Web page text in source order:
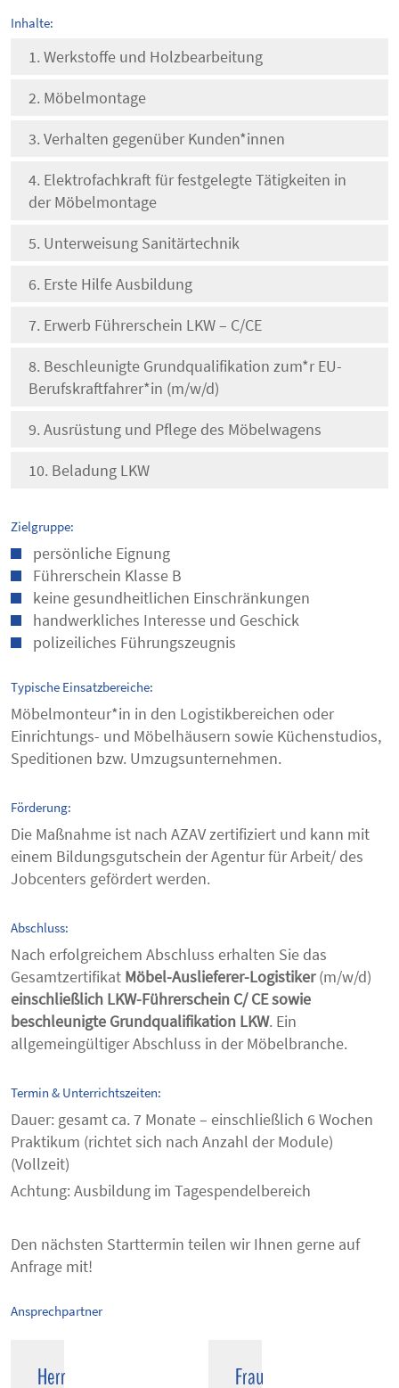
Inhalte:
Werkstoffe und Holzbearbeitung
Möbelmontage
Verhalten gegenüber Kunden*innen
Elektrofachkraft für festgelegte Tätigkeiten in
der Möbelmontage
Unterweisung Sanitärtechnik
Erste Hilfe Ausbildung
Erwerb Führerschein LKW – C/CE
Beschleunigte Grundqualifikation zum*r EU-
Berufskraftfahrer*in (m/w/d)
Ausrüstung und Pflege des Möbelwagens
Beladung LKW
Zielgruppe:
persönliche Eignung
Führerschein Klasse B
keine gesundheitlichen Einschränkungen
handwerkliches Interesse und Geschick
polizeiliches Führungszeugnis
Typische Einsatzbereiche:
Möbelmonteur*in in den Logistikbereichen oder
Einrichtungs- und Möbelhäusern sowie Küchenstudios,
Speditionen bzw. Umzugsunternehmen.
Förderung:
Die Maßnahme ist nach AZAV zertifiziert und kann mit
einem Bildungsgutschein der Agentur für Arbeit/ des
Jobcenters gefördert werden.
Abschluss:
Nach erfolgreichem Abschluss erhalten Sie das
Gesamtzertifikat Möbel-Auslieferer-Logistiker(m/w/d)
einschließlich LKW-Führerschein C/ CE sowie
beschleunigte Grundqualifikation LKW. Ein
allgemeingültiger Abschluss in der Möbelbranche.
Termin & Unterrichtszeiten:
Dauer: gesamt ca. 7 Monate – einschließlich 6 Wochen
Praktikum (richtet sich nach Anzahl der Module)
(Vollzeit)
Achtung: Ausbildung im Tagespendelbereich
Den nächsten Starttermin teilen wir Ihnen gerne auf
Anfrage mit!
Ansprechpartner
Herr Frau